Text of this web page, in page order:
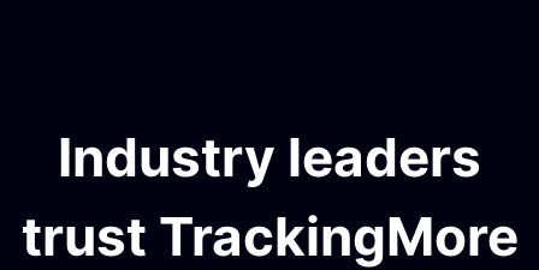
Industry leaders
trust TrackingMore